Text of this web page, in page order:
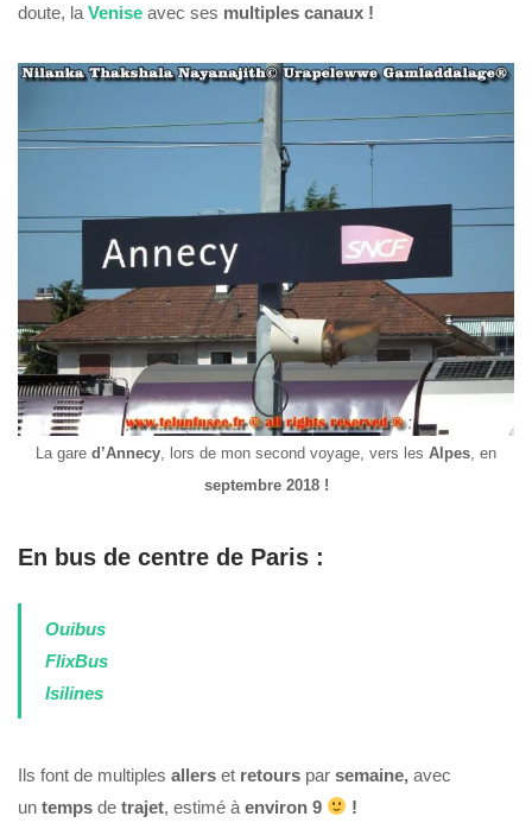
doute, la Venise avec ses multiples canaux !
La gare d’Annecy , lors de mon second voyage, vers les Alpes , en
septembre 2018 !
En bus de centre de Paris :
Ouibus
FlixBus
Isilines
Ils font de multiples allers et retours par semaine, avec
un temps de trajet, estimé à environ 9 !